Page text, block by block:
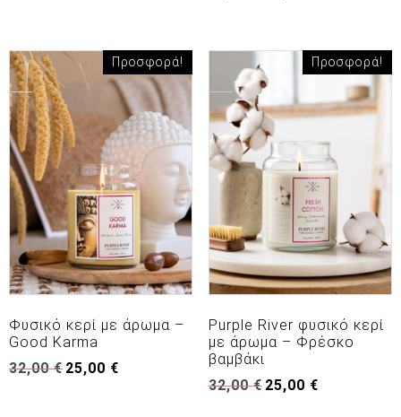
25,00 €.
Προσφορά!
Φυσικό κερί με άρωμα –
Good Karma
32,00€ Original
25,00 €
Προσφορά!
Purple River φυσικό κερί
με άρωμα – Φρέσκο
βαμβάκι
32,00€ Original
25,00 €Η